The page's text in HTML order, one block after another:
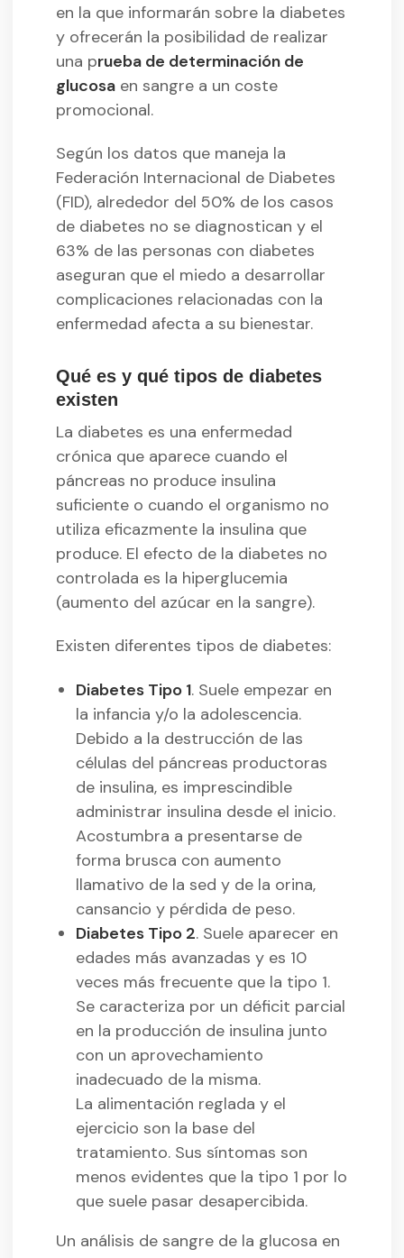
en la que informarán sobre la diabetes
y ofrecerán la posibilidad de realizar
una prueba de determinación de
glucosa en sangre a un coste
promocional.
Según los datos que maneja la
Federación Internacional de Diabetes
(FID), alrededor del 50% de los casos
de diabetes no se diagnostican y el
63% de las personas con diabetes
aseguran que el miedo a desarrollar
complicaciones relacionadas con la
enfermedad afecta a su bienestar.
Qué es y qué tipos de diabetes
existen
La diabetes es una enfermedad
crónica que aparece cuando el
páncreas no produce insulina
suficiente o cuando el organismo no
utiliza eficazmente la insulina que
produce. El efecto de la diabetes no
controlada es la hiperglucemia
(aumento del azúcar en la sangre).
Existen diferentes tipos de diabetes:
Diabetes Tipo 1. Suele empezar en
la infancia y/o la adolescencia.
Debido a la destrucción de las
células del páncreas productoras
de insulina, es imprescindible
administrar insulina desde el inicio.
Acostumbra a presentarse de
forma brusca con aumento
llamativo de la sed y de la orina,
cansancio y pérdida de peso.
Diabetes Tipo 2. Suele aparecer en
edades más avanzadas y es 10
veces más frecuente que la tipo 1.
Se caracteriza por un déficit parcial
en la producción de insulina junto
con un aprovechamiento
inadecuado de la misma.
La alimentación reglada y el
ejercicio son la base del
tratamiento. Sus síntomas son
menos evidentes que la tipo 1 por lo
que suele pasar desapercibida.
Un análisis de sangre de la glucosa en